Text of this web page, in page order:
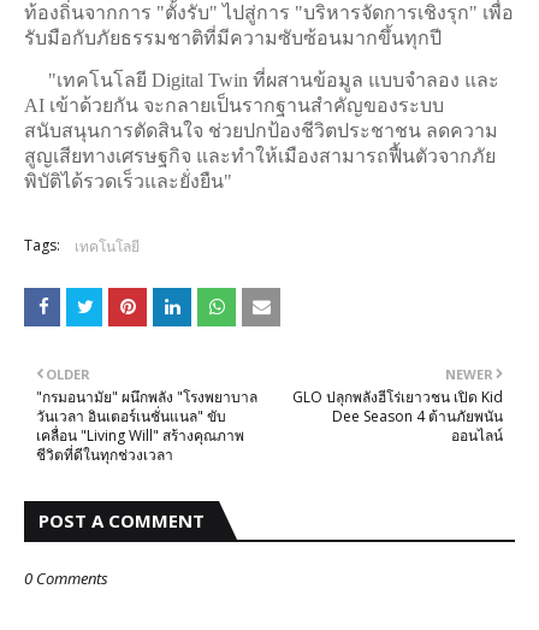
ท้องถิ่นจากการ "ตั้งรับ" ไปสู่การ "บริหารจัดการเชิงรุก" เพื่อ
รับมือกับภัยธรรมชาติที่มีความซับซ้อนมากขึ้นทุกปี
"เทคโนโลยี Digital Twin ที่ผสานข้อมูล แบบจำลอง และ
AI เข้าด้วยกัน จะกลายเป็นรากฐานสำคัญของระบบ
สนับสนุนการตัดสินใจ ช่วยปกป้องชีวิตประชาชน ลดความ
สูญเสียทางเศรษฐกิจ และทำให้เมืองสามารถฟื้นตัวจากภัย
พิบัติได้รวดเร็วและยั่งยืน"
Tags: เทคโนโลยี
NEWER
GLO ปลุกพลังฮีโร่เยาวชน เปิด Kid
Dee Season 4 ต้านภัยพนัน
ออนไลน์
OLDER
"กรมอนามัย" ผนึกพลัง "โรงพยาบาล
วันเวลา อินเตอร์เนชั่นแนล" ขับ
เคลื่อน "Living Will" สร้างคุณภาพ
ชีวิตที่ดีในทุกช่วงเวลา
POST A COMMENT
0 Comments